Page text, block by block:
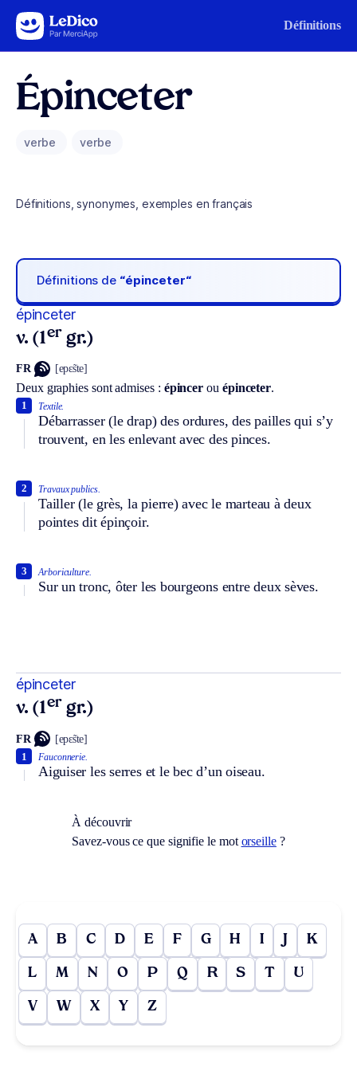
Aller au contenu Définitions
Épinceter
verbe verbe
Définitions, synonymes, exemples en français
Définitions de “épinceter“
épinceter
v. (1er gr.)
FR [epɛ̃ste]
Deux graphies sont admises : épincer ou épinceter.
Textile.
Débarrasser (le drap) des ordures, des pailles qui s’y
trouvent, en les enlevant avec des pinces.
1
Travaux publics.
Tailler (le grès, la pierre) avec le marteau à deux
pointes dit épinçoir.
2
Arboriculture.
Sur un tronc, ôter les bourgeons entre deux sèves.
3
épinceter
v. (1er gr.)
FR [epɛ̃ste]
Fauconnerie.
Aiguiser les serres et le bec d’un oiseau.
1
À découvrir
Savez-vous ce que signifie le mot orseille?
A B C D E F G H I J K
L M N O P Q R S T U
V W X Y Z